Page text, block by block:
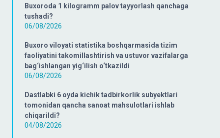
Buxoroda 1 kilogramm palov tayyorlash qanchaga
tushadi?
06/08/2026
Buxoro viloyati statistika boshqarmasida tizim
faoliyatini takomillashtirish va ustuvor vazifalarga
bag‘ishlangan yig‘ilish o‘tkazildi
06/08/2026
Dastlabki 6 oyda kichik tadbirkorlik subyektlari
tomonidan qancha sanoat mahsulotlari ishlab
chiqarildi?
04/08/2026